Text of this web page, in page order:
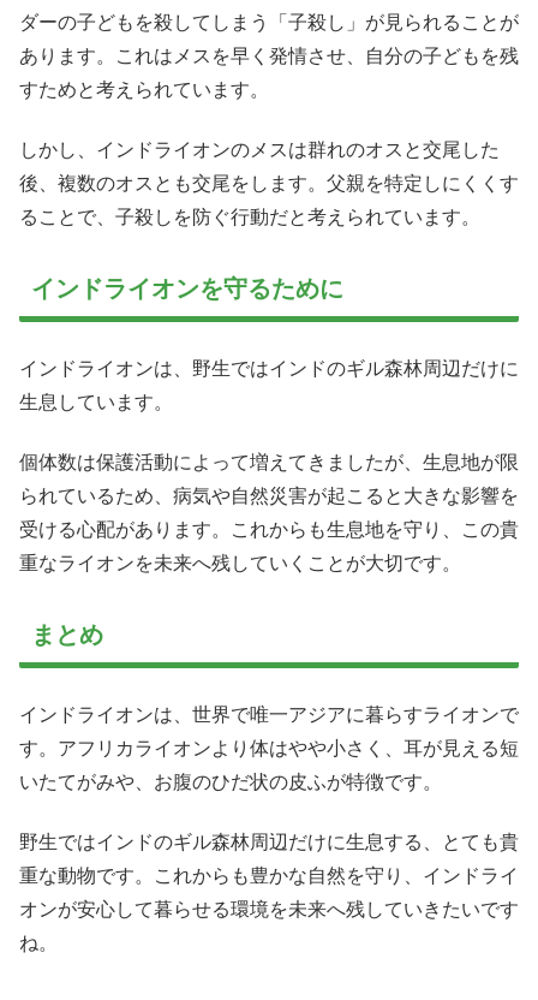
ダーの子どもを殺してしまう「子殺し」が見られることが
あります。これはメスを早く発情させ、自分の子どもを残
すためと考えられています。
しかし、インドライオンのメスは群れのオスと交尾した
後、複数のオスとも交尾をします。父親を特定しにくくす
ることで、子殺しを防ぐ行動だと考えられています。
インドライオンを守るために
インドライオンは、野生ではインドのギル森林周辺だけに
生息しています。
個体数は保護活動によって増えてきましたが、生息地が限
られているため、病気や自然災害が起こると大きな影響を
受ける心配があります。これからも生息地を守り、この貴
重なライオンを未来へ残していくことが大切です。
まとめ
インドライオンは、世界で唯一アジアに暮らすライオンで
す。アフリカライオンより体はやや小さく、耳が見える短
いたてがみや、お腹のひだ状の皮ふが特徴です。
野生ではインドのギル森林周辺だけに生息する、とても貴
重な動物です。これからも豊かな自然を守り、インドライ
オンが安心して暮らせる環境を未来へ残していきたいです
ね。